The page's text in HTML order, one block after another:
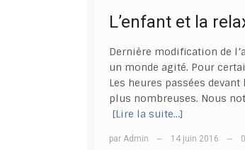
L’enfant et la
Dernière modification de
un monde agité. Pour
Les heures passées
plus nombreuses. Nous
[Lire la suite…]
par Admin — 14 juin 2016 —